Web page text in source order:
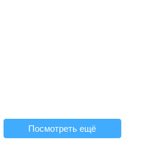
Посмотреть ещё